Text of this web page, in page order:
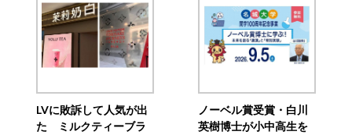
LVに敗訴して人気が出
た ミルクティーブラ
ノーベル賞受賞・白川
英樹博士が小中高生を